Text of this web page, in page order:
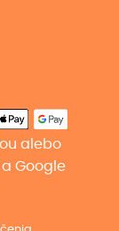
alebo
Google